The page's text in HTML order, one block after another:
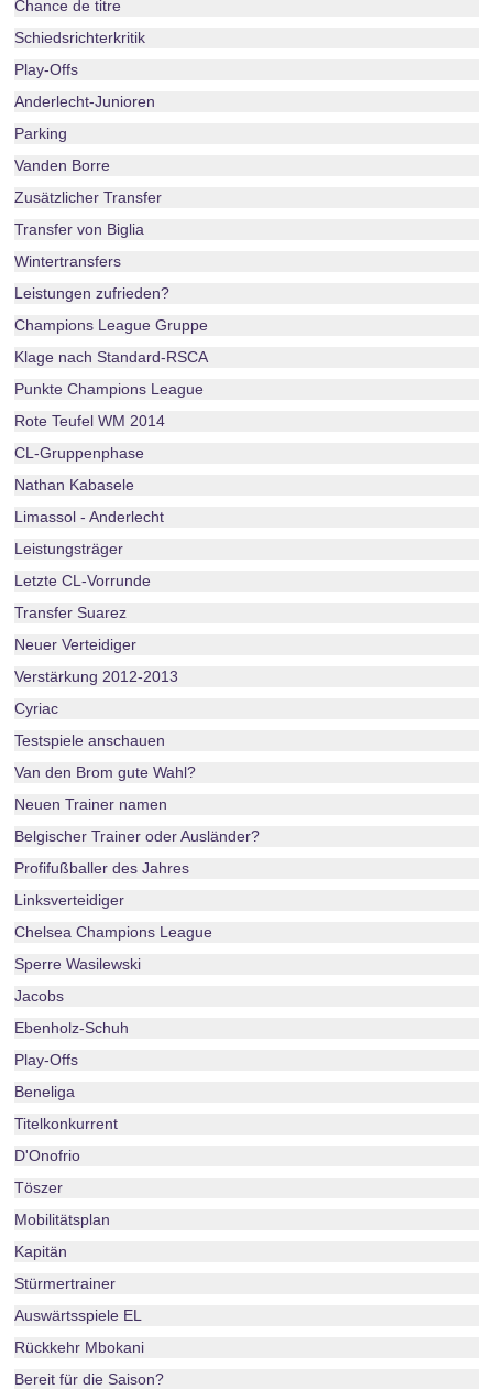
Chance de titre
Schiedsrichterkritik
Play-Offs
Anderlecht-Junioren
Parking
Vanden Borre
Zusätzlicher Transfer
Transfer von Biglia
Wintertransfers
Leistungen zufrieden?
Champions League Gruppe
Klage nach Standard-RSCA
Punkte Champions League
Rote Teufel WM 2014
CL-Gruppenphase
Nathan Kabasele
Limassol - Anderlecht
Leistungsträger
Letzte CL-Vorrunde
Transfer Suarez
Neuer Verteidiger
Verstärkung 2012-2013
Cyriac
Testspiele anschauen
Van den Brom gute Wahl?
Neuen Trainer namen
Belgischer Trainer oder Ausländer?
Profifußballer des Jahres
Linksverteidiger
Chelsea Champions League
Sperre Wasilewski
Jacobs
Ebenholz-Schuh
Play-Offs
Beneliga
Titelkonkurrent
D'Onofrio
Töszer
Mobilitätsplan
Kapitän
Stürmertrainer
Auswärtsspiele EL
Rückkehr Mbokani
Bereit für die Saison?